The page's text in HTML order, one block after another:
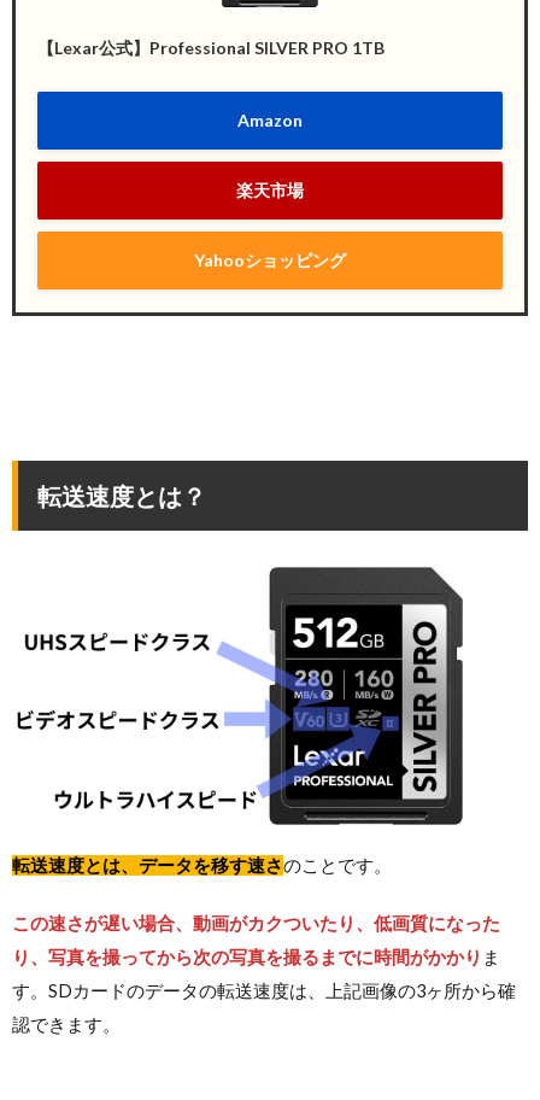
【Lexar公式】Professional SILVER PRO 1TB
Amazon
楽天市場
Yahooショッピング
転送速度とは？
転送速度とは、データを移す速さのことです。
この速さが遅い場合、動画がカクついたり、低画質になった
り、写真を撮ってから次の写真を撮るまでに時間がかかり ま
す。SDカードのデータの転送速度は、上記画像の3ヶ所から確
認できます。